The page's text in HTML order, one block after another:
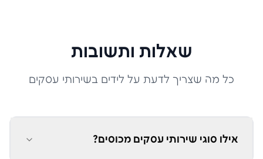
שאלות ותשובות
כל מה שצריך לדעת על לידים בשירותי עסקים
אילו סוגי שירותי עסקים מכוסים?